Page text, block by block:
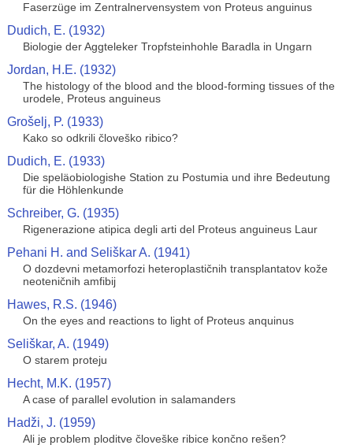
Faserzüge im Zentralnervensystem von Proteus anguinus
Dudich, E. (1932)
Biologie der Aggteleker Tropfsteinhohle Baradla in Ungarn
Jordan, H.E. (1932)
The histology of the blood and the blood-forming tissues of the
urodele, Proteus anguineus
Grošelj, P. (1933)
Kako so odkrili človeško ribico?
Dudich, E. (1933)
Die speläobiologishe Station zu Postumia und ihre Bedeutung
für die Höhlenkunde
Schreiber, G. (1935)
Rigenerazione atipica degli arti del Proteus anguineus Laur
Pehani H. and Seliškar A. (1941)
O dozdevni metamorfozi heteroplastičnih transplantatov kože
neoteničnih amfibij
Hawes, R.S. (1946)
On the eyes and reactions to light of Proteus anquinus
Seliškar, A. (1949)
O starem proteju
Hecht, M.K. (1957)
A case of parallel evolution in salamanders
Hadži, J. (1959)
Ali je problem ploditve človeške ribice končno rešen?